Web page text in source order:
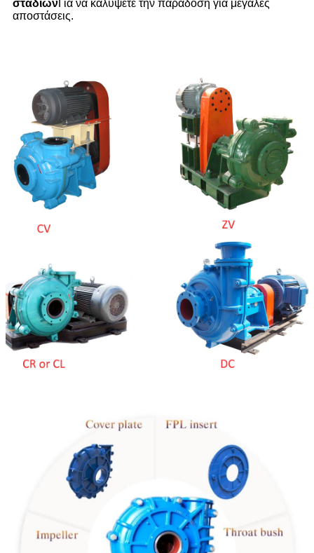
σταδίων Για να καλύψετε την παράδοση για μεγάλες
αποστάσεις.